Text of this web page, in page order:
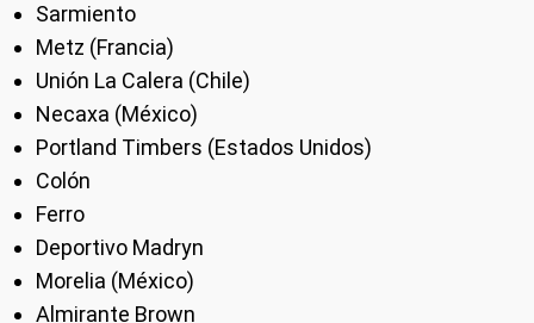
Sarmiento
Metz (Francia)
Unión La Calera (Chile)
Necaxa (México)
Portland Timbers (Estados Unidos)
Colón
Ferro
Deportivo Madryn
Morelia (México)
Almirante Brown